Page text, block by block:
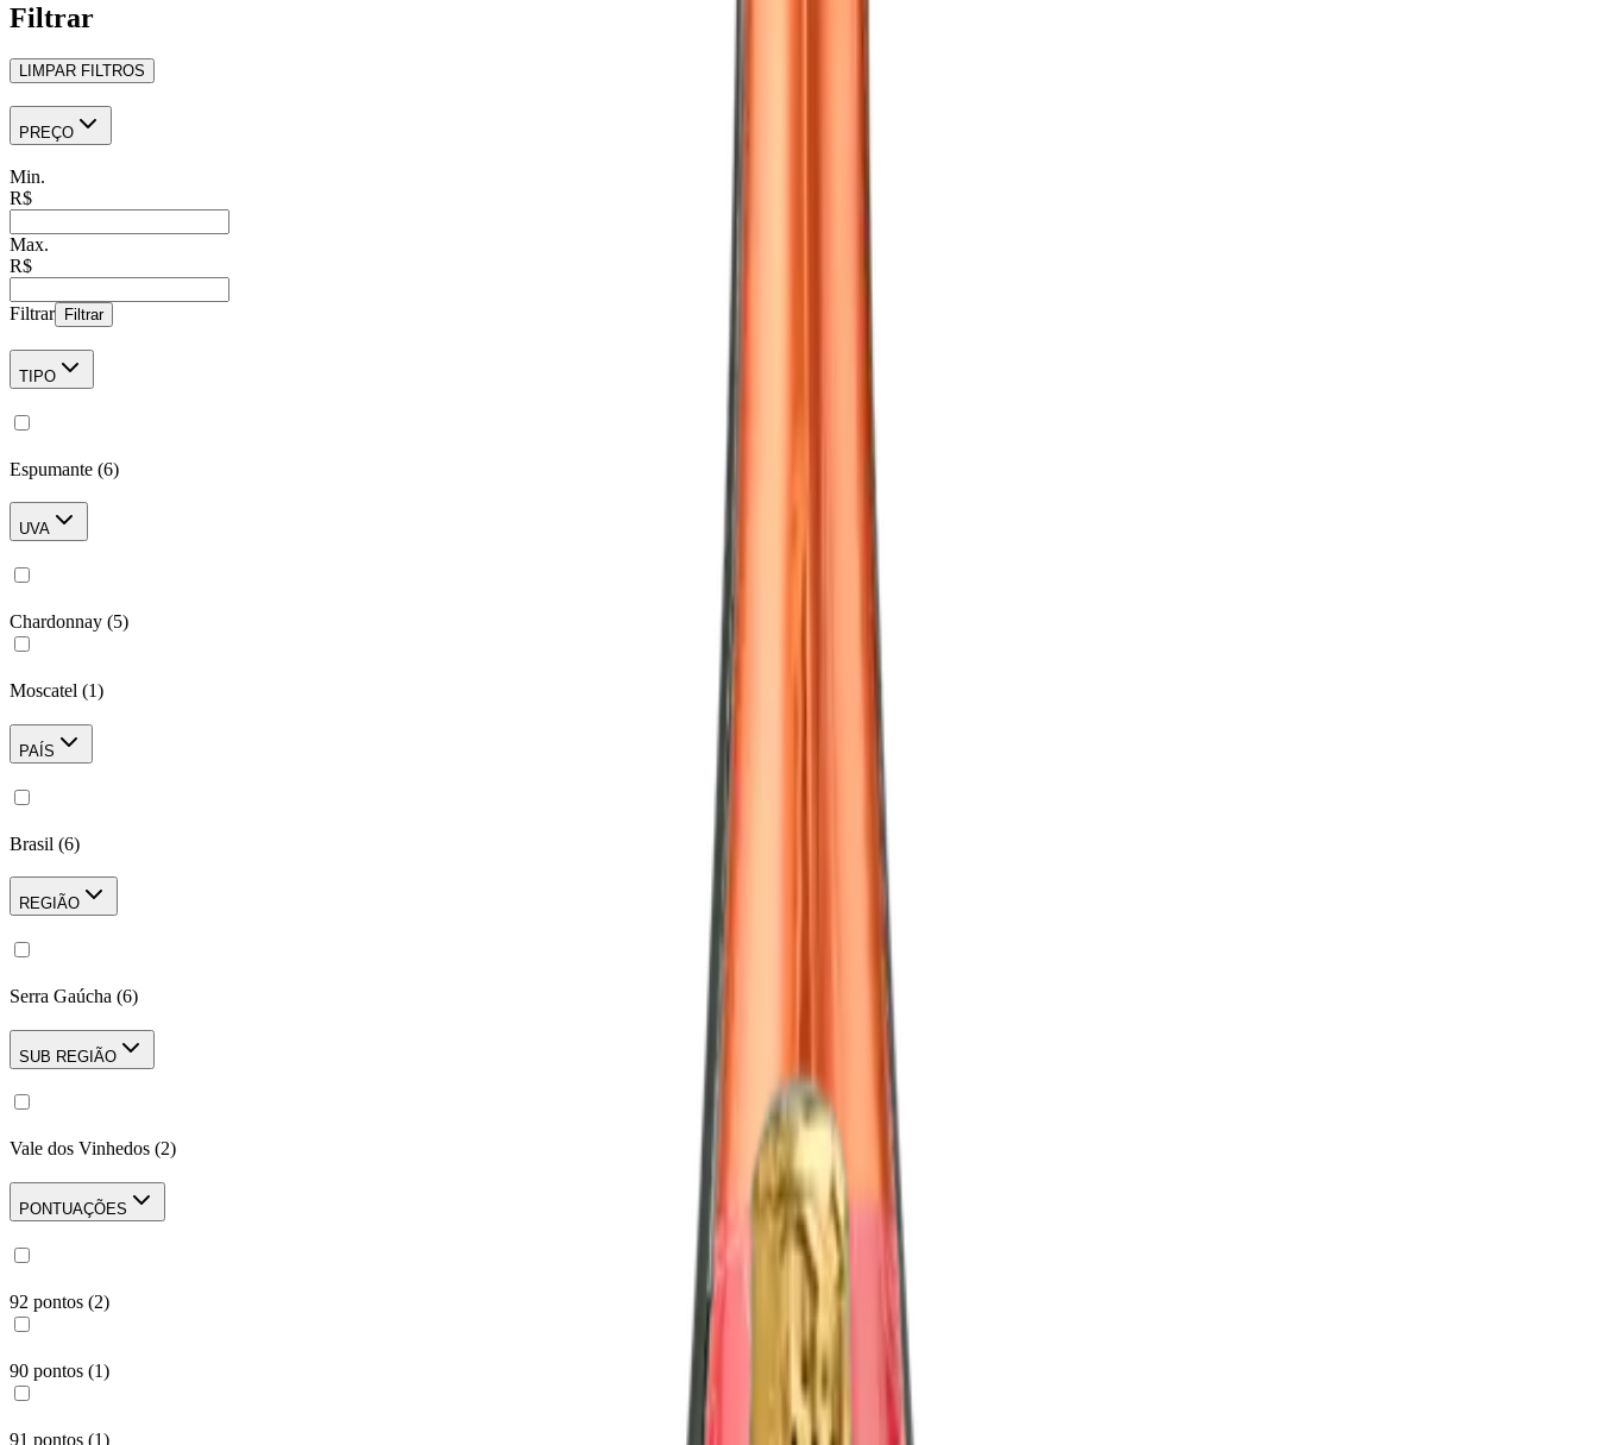
Filtrar
LIMPAR FILTROS
PREÇO
Min.
R$
Max.
R$
Filtrar Filtrar
TIPO
Espumante (6)
UVA
Chardonnay (5)
Moscatel (1)
PAÍS
Brasil (6)
REGIÃO
Serra Gaúcha (6)
SUB REGIÃO
Vale dos Vinhedos (2)
PONTUAÇÕES
92 pontos (2)
90 pontos (1)
91 pontos (1)